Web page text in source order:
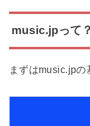
music.jpって
まずはmusic.jpの